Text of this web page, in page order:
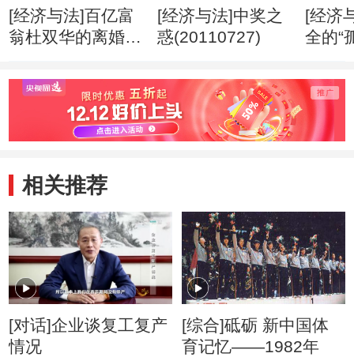
[经济与法]百亿富
翁杜双华的离婚之
[经济与法]中奖之
惑(20110727)
[经济
全的“
相关推荐
[对话]企业谈复工复产
情况
[综合]砥砺 新中国体
育记忆——1982年